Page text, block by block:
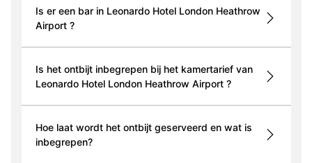
Is er een bar in Leonardo Hotel London Heathrow
Airport ?
Is het ontbijt inbegrepen bij het kamertarief van
Leonardo Hotel London Heathrow Airport ?
Hoe laat wordt het ontbijt geserveerd en wat is
inbegrepen?